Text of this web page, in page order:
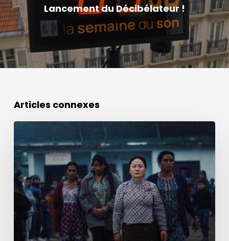
Lancement du Décibélateur !
Articles connexes
la
Meilleure
Création
Sonore
Cannes
2026